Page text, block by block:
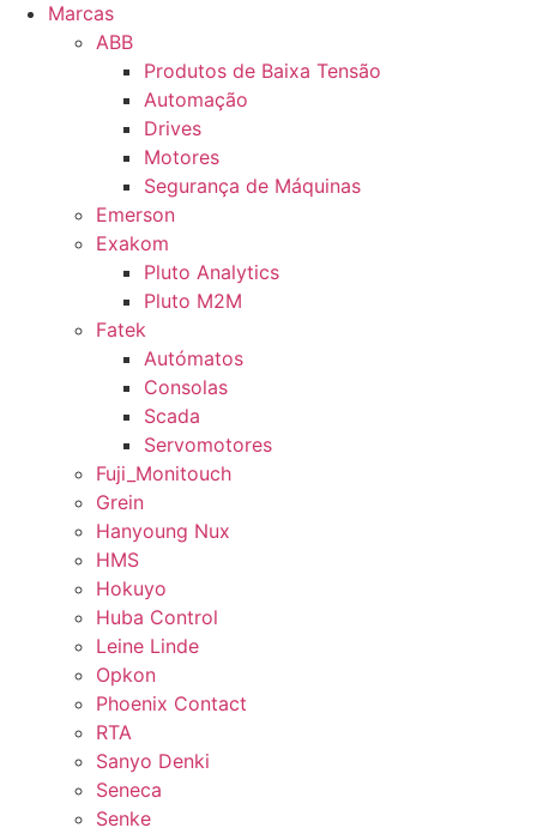
Marcas
ABB
Produtos de Baixa Tensão
Automação
Drives
Motores
Segurança de Máquinas
Emerson
Exakom
Pluto Analytics
Pluto M2M
Fatek
Autómatos
Consolas
Scada
Servomotores
Fuji_Monitouch
Grein
Hanyoung Nux
HMS
Hokuyo
Huba Control
Leine Linde
Opkon
Phoenix Contact
RTA
Sanyo Denki
Seneca
Senke